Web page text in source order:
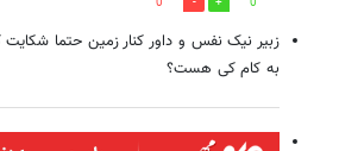
زبیر نیک نفس و داور کنار زمین حتما شکایت
به کام کی هست؟